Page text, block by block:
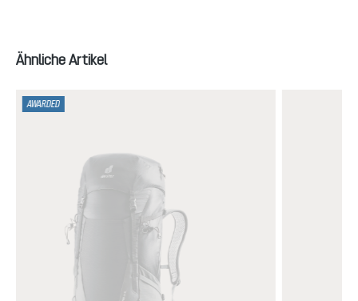
Produktgalerie überspringen
Ähnliche Artikel
AWARDED